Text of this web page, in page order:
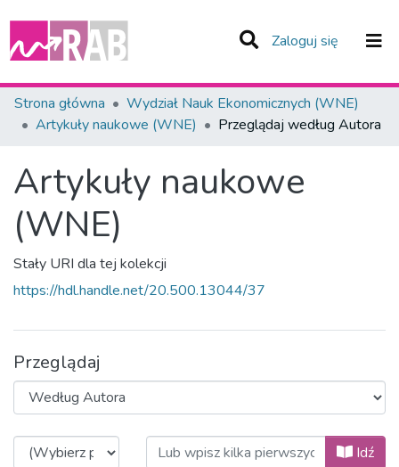
Zaloguj się (current)
Zespoły i Kolekcje
Całe Repozytorium
Strona główna
Wydział Nauk Ekonomicznych (WNE)
Artykuły naukowe (WNE)
Przeglądaj według Autora
Artykuły naukowe
(WNE)
Stały URI dla tej kolekcji
https://hdl.handle.net/20.500.13044/37
Przeglądaj
Przeglądanie Artykuły naukowe
Idź